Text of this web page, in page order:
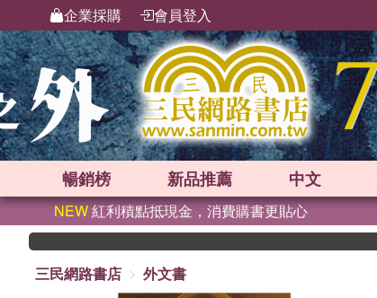
企業採購 會員登入
暢銷榜 新品推薦 中文
NEW紅利積點抵現金，消費購書更貼心
三民網路書店
外文書